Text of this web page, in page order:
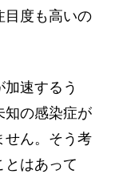
目度も高いの
速するう
知の感染症が
せん。そう考
とはあって